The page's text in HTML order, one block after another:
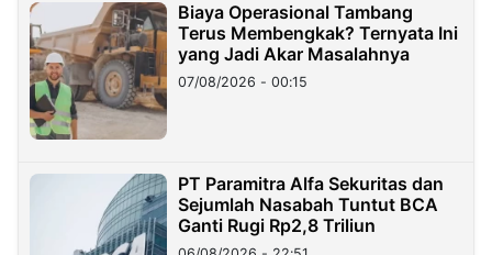
Biaya Operasional Tambang
Terus Membengkak? Ternyata Ini
yang Jadi Akar Masalahnya
07/08/2026 - 00:15
PT Paramitra Alfa Sekuritas dan
Sejumlah Nasabah Tuntut BCA
Ganti Rugi Rp2,8 Triliun